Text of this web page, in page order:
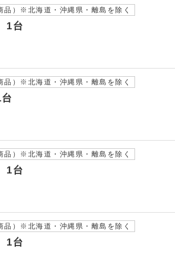
品）※北海道・沖縄県・離島を除く
1台
品）※北海道・沖縄県・離島を除く
品）※北海道・沖縄県・離島を除く
1台
品）※北海道・沖縄県・離島を除く
1台